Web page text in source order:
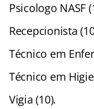
Psicologo NASF
Recepcionista
Técnico em
Técnico em
Vigia (10).